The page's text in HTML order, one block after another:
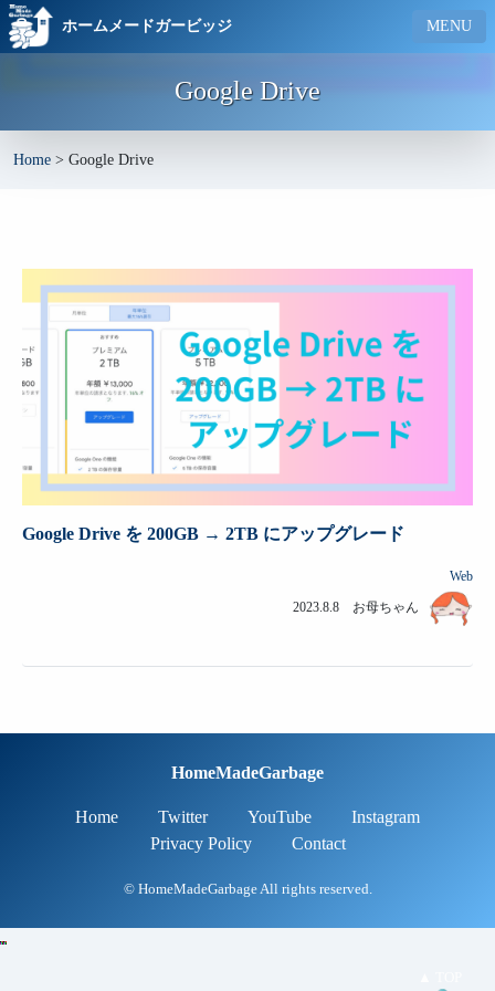
ホームメードガービッジ MENU
Google Drive
Home > Google Drive
Google Drive を 200GB → 2TB にアップグレード
Web
2023.8.8 お母ちゃん
HomeMadeGarbage
Home Twitter YouTube
Instagram
Privacy Policy
Contact
© HomeMadeGarbage All rights reserved.